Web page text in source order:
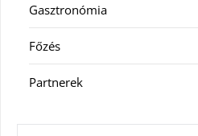
Gasztronómia
Főzés
Partnerek